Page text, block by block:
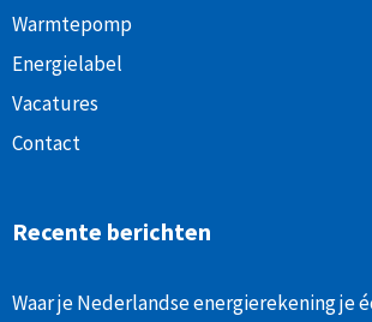
Warmtepomp
Energielabel
Vacatures
Contact
Recente berichten
Waar je Nederlandse energierekening je